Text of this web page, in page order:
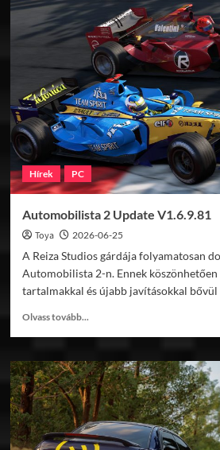
Hírek PC
Automobilista 2 Update V1.6.9.81
Toya 2026-06-25
A Reiza Studios gárdája folyamatosan
Automobilista 2-n. Ennek köszönhetően
tartalmakkal és újabb javításokkal bővül
Olvass tovább...
Automobilista
2
Update
V1.6.9.81